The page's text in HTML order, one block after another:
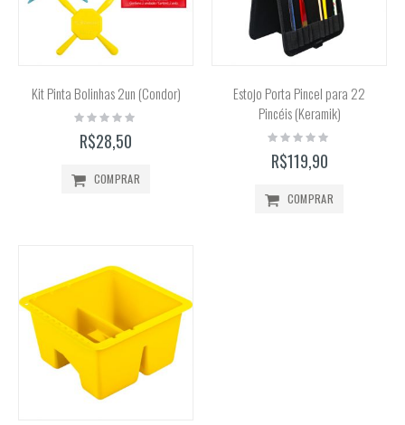
Kit Pinta Bolinhas 2un (Condor)
Rating:
R$28,50
COMPRAR
Estojo Porta Pincel para 22
Pincéis (Keramik)
Rating:
R$119,90
COMPRAR